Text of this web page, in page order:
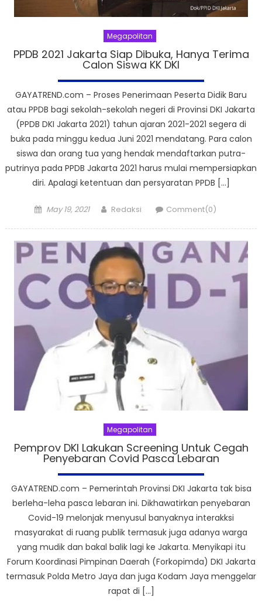
Megapolitan
PPDB 2021 Jakarta Siap Dibuka, Hanya Terima
Calon Siswa KK DKI
GAYATREND.com – Proses Penerimaan Peserta Didik Baru
atau PPDB bagi sekolah-sekolah negeri di Provinsi DKI Jakarta
(PPDB DKI Jakarta 2021) tahun ajaran 2021-2021 segera di
buka pada minggu kedua Juni 2021 mendatang. Para calon
siswa dan orang tua yang hendak mendaftarkan putra-
putrinya pada PPDB Jakarta 2021 harus mulai mempersiapkan
diri. Apalagi ketentuan dan persyaratan PPDB […]
Posted
May 19, 2021 Author
Redaksi Comment(0)
Megapolitan
Pemprov DKI Lakukan Screening Untuk Cegah
Penyebaran Covid Pasca Lebaran
GAYATREND.com – Pemerintah Provinsi DKI Jakarta tak bisa
berleha-leha pasca lebaran ini. Dikhawatirkan penyebaran
Covid-19 melonjak menyusul banyaknya interakksi
masyarakat di ruang publik termasuk juga adanya warga
yang mudik dan bakal balik lagi ke Jakarta. Menyikapi itu
Forum Koordinasi Pimpinan Daerah (Forkopimda) DKI Jakarta
termasuk Polda Metro Jaya dan juga Kodam Jaya menggelar
rapat di […]